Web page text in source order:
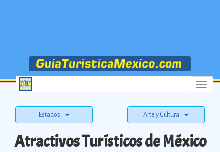
Menu
Estados Arte y Cultura
Atractivos Turísticos de México